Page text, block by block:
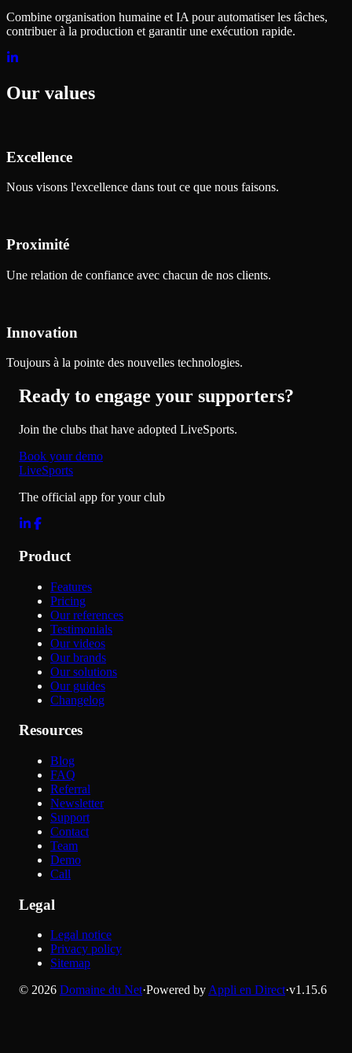
Combine organisation humaine et IA pour automatiser les tâches,
contribuer à la production et garantir une exécution rapide.
Our values
Excellence
Nous visons l'excellence dans tout ce que nous faisons.
Proximité
Une relation de confiance avec chacun de nos clients.
Innovation
Toujours à la pointe des nouvelles technologies.
Ready to engage your supporters?
Join the clubs that have adopted LiveSports.
Book your demo
LiveSports
The official app for your club
Product
Features
Pricing
Our references
Testimonials
Our videos
Our brands
Our solutions
Our guides
Changelog
Resources
Blog
FAQ
Referral
Newsletter
Support
Contact
Team
Demo
Call
Legal
Legal notice
Privacy policy
Sitemap
© 2026 Domaine du Net·Powered by Appli en Direct·v1.15.6